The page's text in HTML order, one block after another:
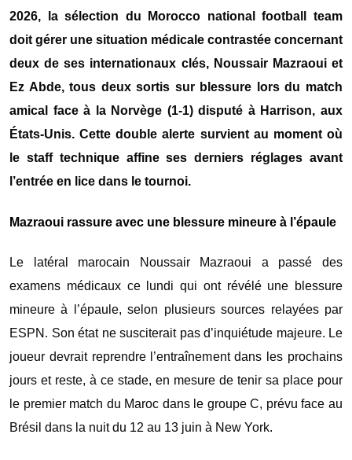
2026, la sélection du
Morocco national football team
doit gérer une situation médicale contrastée concernant
deux de ses internationaux clés, Noussair Mazraoui et
Ez Abde, tous deux sortis sur blessure lors du match
amical face à la Norvège (1-1) disputé à Harrison, aux
États-Unis. Cette double alerte survient au moment où
le staff technique affine ses derniers réglages avant
l’entrée en lice dans le tournoi.
Mazraoui rassure avec une blessure mineure à l’épaule
Le latéral marocain Noussair Mazraoui a passé des
examens médicaux ce lundi qui ont révélé une blessure
mineure à l’épaule, selon plusieurs sources relayées par
ESPN. Son état ne susciterait pas d’inquiétude majeure. Le
joueur devrait reprendre l’entraînement dans les prochains
jours et reste, à ce stade, en mesure de tenir sa place pour
le premier match du Maroc dans le groupe C, prévu face au
Brésil dans la nuit du 12 au 13 juin à New York.